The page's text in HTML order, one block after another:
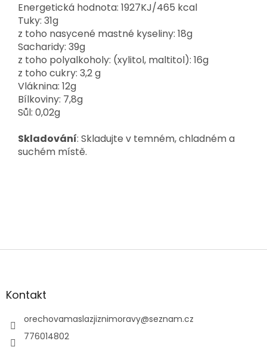
Energetická hodnota: 1927KJ/465 kcal
Tuky: 31g
z toho nasycené mastné kyseliny: 18g
Sacharidy: 39g
z toho polyalkoholy: (xylitol, maltitol): 16g
z toho cukry: 3,2 g
Vláknina: 12g
Bílkoviny: 7,8g
Sůl: 0,02g
Skladování: Skladujte v temném, chladném a
suchém místě.
Z
aKontakt
orechovamaslazjiznimoravy@seznam.cz
776014802